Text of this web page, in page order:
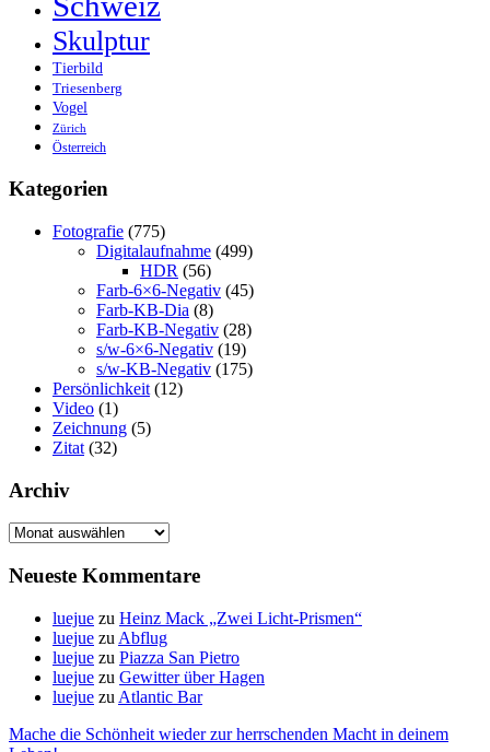
Skulptur
Tierbild
Triesenberg
Vogel
Zürich
Österreich
Kategorien
Fotografie (775)
Digitalaufnahme (499)
HDR (56)
Farb-6×6-Negativ (45)
Farb-KB-Dia (8)
Farb-KB-Negativ (28)
s/w-6×6-Negativ (19)
s/w-KB-Negativ (175)
Persönlichkeit (12)
Video (1)
Zeichnung (5)
Zitat (32)
Archiv
Archiv
Neueste Kommentare
luejue zu Heinz Mack „Zwei Licht-Prismen“
luejue zu Abflug
luejue zu Piazza San Pietro
luejue zu Gewitter über Hagen
luejue zu Atlantic Bar
Mache die Schönheit wieder zur herrschenden Macht in deinem